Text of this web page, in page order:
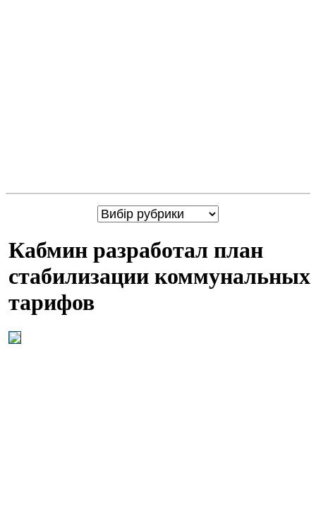
Кабмин разработал план
стабилизации коммунальных
тарифов